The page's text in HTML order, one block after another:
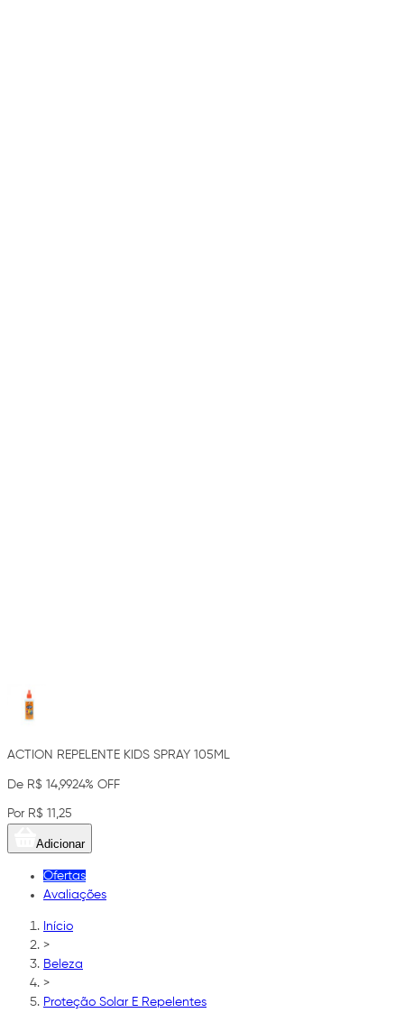
ACTION REPELENTE KIDS SPRAY 105ML
De R$ 14,9924% OFF
Por R$ 11,25
Adicionar
Ofertas
Avaliações
Início
>
Beleza
>
Proteção Solar E Repelentes